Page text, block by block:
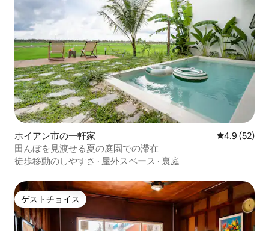
ホイアン市の一軒家 レビュー52
4.9 (52)
田んぼを見渡せる夏の庭園での滞在
徒歩移動のしやすさ · 屋外スペース · 裏庭
ゲストチョイス
ゲストチョイス